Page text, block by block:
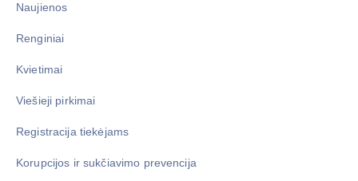
Naujienos
Renginiai
Kvietimai
Viešieji pirkimai
Registracija tiekėjams
Korupcijos ir sukčiavimo prevencija